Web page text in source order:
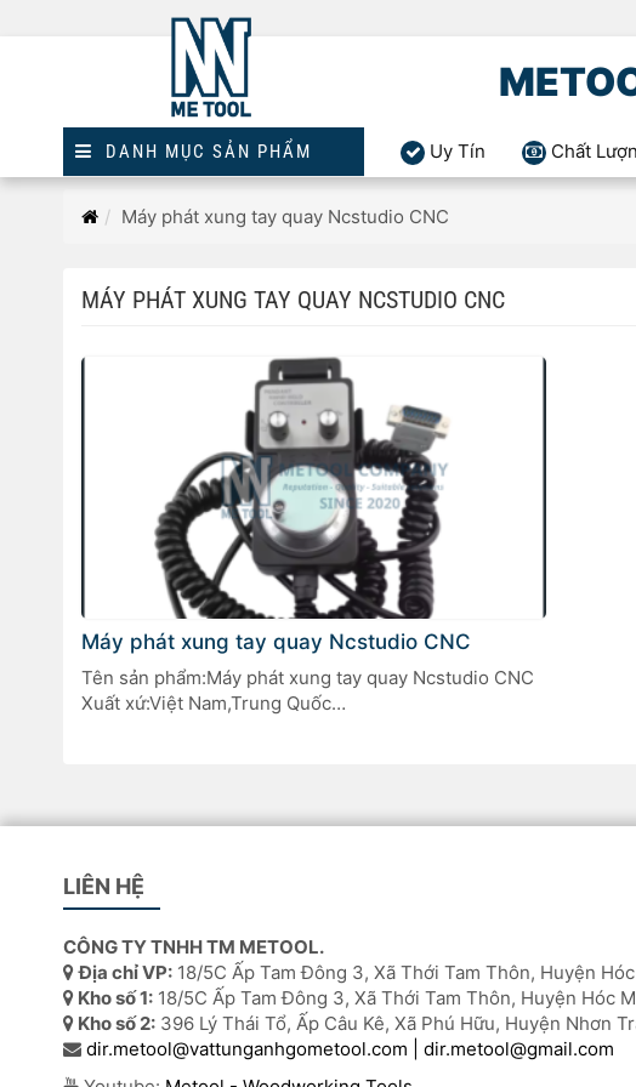
DANH MỤC SẢN PHẨM Uy Tín Chất
TrangMáy phát xung tay quay Ncstudio CNC
MÁY PHÁT XUNG TAY QUAY NCSTUDIO CNC
Máy phát xung tay quay Ncstudio CNC
Tên sản phẩm:Máy phát xung tay quay Ncstudio CNC
Xuất xứ:Việt Nam,Trung Quốc
LIÊN HỆ
CÔNG TY TNHH TM METOOL.
Địa chỉ VP: 18/5C Ấp Tam Đông 3, Xã Thới Tam Thôn, Huyện
Kho số 1: 18/5C Ấp Tam Đông 3, Xã Thới Tam Thôn, Huyện Hóc
Kho số 2: 396 Lý Thái Tổ, Ấp Câu Kê, Xã Phú Hữu, Huyện Nhơn
dir.metool@vattunganhgometool.com | dir.metool@gmail.com